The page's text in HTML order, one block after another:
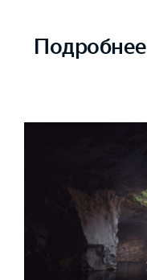
Подробнее